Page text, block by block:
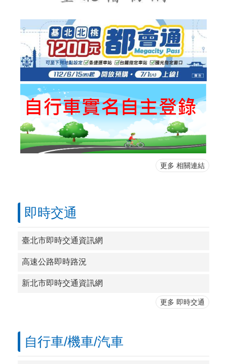
更多 相關連結
即時交通
臺北市即時交通資訊網
高速公路即時路況
新北市即時交通資訊網
更多 即時交通
自行車/機車/汽車